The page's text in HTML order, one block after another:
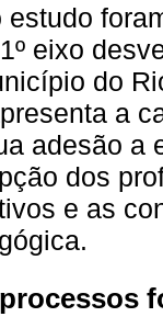
estudo
eixo
do
a
adesão a
dos
e as